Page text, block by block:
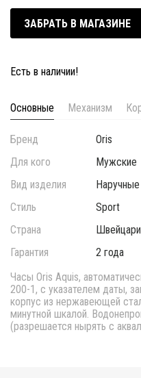
ЗАБРАТЬ В МАГАЗИНЕ
Есть в наличии!
Основные Механизм
Бренд
Oris
Для кого
Мужские
Вид изделия
Стиль
Sport
Страна
Гарантия
2 года
Часы Oris Aquis,
200-1, с указателем даты,
корпус из нержавеющей
минутной шкалой.
(разрешается нырять с